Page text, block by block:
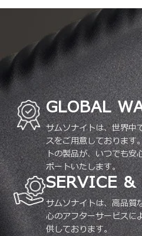
GLOBAL
サムソナイトは、世界中
スをご用意しております
トの製品が、いつでも安
ポートいたします。
SERVICE &
サムソナイトは、高品質
心のアフターサービスに
供しております。